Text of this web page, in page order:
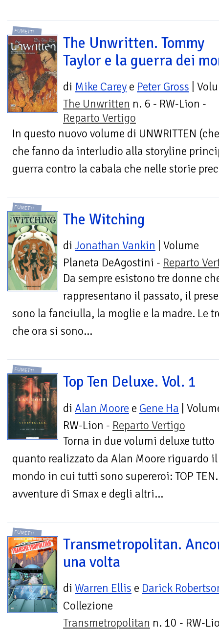
FUMETTI
The Unwritten. Tommy
Taylor e la guerra dei
di Mike Carey e Peter Gross |
The Unwritten n. 6 - RW-Lion -
Reparto Vertigo
In questo nuovo volume di UNWRITTEN
che fanno da interludio alla storyline
guerra contro la cabala che nelle storie
FUMETTI
The Witching
di Jonathan Vankin | Volume
Planeta DeAgostini - Reparto
Da sempre esistono tre donne
rappresentano il passato, il
sono la fanciulla, la moglie e la madre. Le
che ora si sono...
FUMETTI
Top Ten Deluxe. Vol. 1
di Alan Moore e Gene Ha |
RW-Lion - Reparto Vertigo
Torna in due volumi deluxe tutto
quanto realizzato da Alan Moore riguardo
mondo in cui tutti sono supereroi: TOP
avventure di Smax e degli altri...
FUMETTI
Transmetropolitan.
una volta
di Warren Ellis e Darick
Collezione
Transmetropolitan n. 10 - RW-